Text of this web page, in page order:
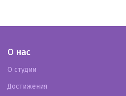
О нас
О студии
Достижения